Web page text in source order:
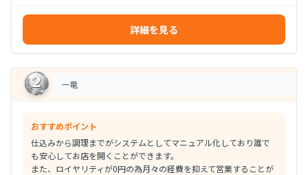
詳細を見る
一竜
おすすめポイント
仕込みから調理までがシステムとしてマニュアル化しており誰で
も安心してお店を開くことができます。
また、ロイヤリティが0円の為月々の経費を抑えて営業することが